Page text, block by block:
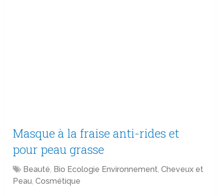
Masque à la fraise anti-rides et
pour peau grasse
Beauté, Bio Ecologie Environnement,Cheveux et
Peau,Cosmétique